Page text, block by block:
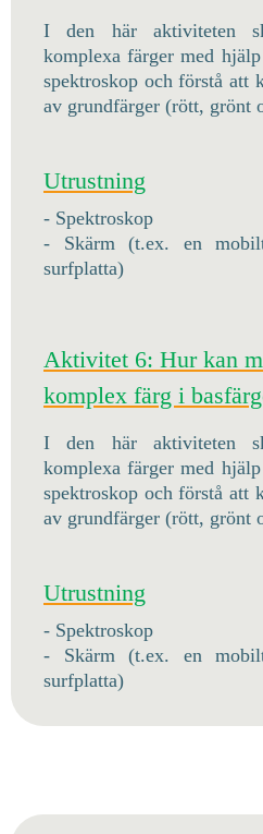
I den här aktiviteten
komplexa färger med
spektroskop och förstå att
av grundfärger (rött, grönt
Utrustning
- Spektroskop
- Skärm (t.ex. en
surfplatta)
Aktivitet 6: Hur kan
komplex färg i
I den här aktiviteten
komplexa färger med
spektroskop och förstå att
av grundfärger (rött, grönt
Utrustning
- Spektroskop
- Skärm (t.ex. en
surfplatta)